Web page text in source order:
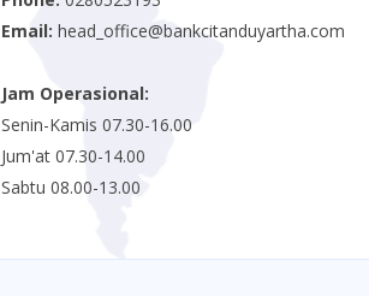
Email: head_office@bankcitanduyartha.com
Jam Operasional:
Senin-Kamis 07.30-16.00
Jum'at 07.30-14.00
Sabtu 08.00-13.00